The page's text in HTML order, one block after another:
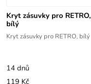
Kryt zásuvky pro RETRO,
bílý
Kryt zásuvky pro RETRO, bílý
14 dnů
119 Kč